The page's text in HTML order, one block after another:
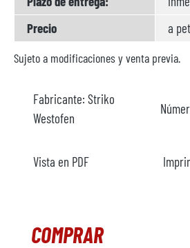
Precio
a
Sujeto a modificaciones y venta previa.
Fabricante: Striko
Westofen
Vista en PDF
COMPRAR